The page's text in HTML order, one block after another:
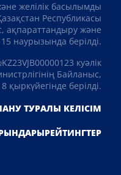
желілік басылымды
Республикасы
ақпараттандыру және
наурызында берілді.
куәлік
Байланыс,
берілді.
ТУРАЛЫ КЕЛІСІМ
РЕЙТИНГТЕР